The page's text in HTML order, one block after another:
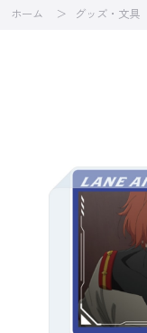
ホーム グッズ・文具